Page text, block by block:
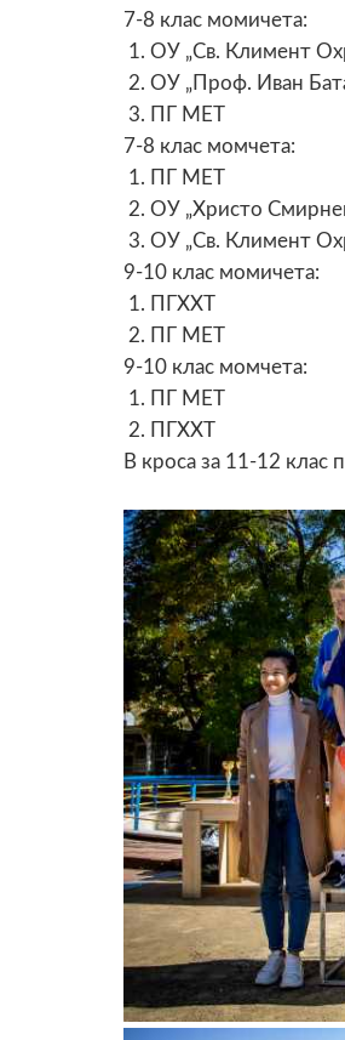
7-8 клас момичета:
1. ОУ „Св. Климент
2. ОУ „Проф. Иван
3. ПГ МЕТ
7-8 клас момчета:
1. ПГ МЕТ
2. ОУ „Христо
3. ОУ „Св. Климент
9-10 клас момичета:
1. ПГХХТ
2. ПГ МЕТ
9-10 клас момчета:
1. ПГ МЕТ
2. ПГХХТ
В кроса за 11-12